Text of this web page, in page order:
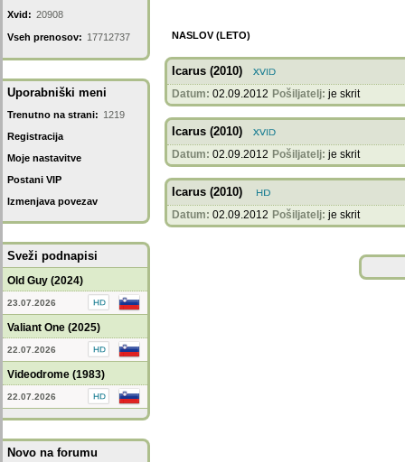
Xvid: 20908
Vseh prenosov: 17712737
Uporabniški meni
Trenutno na strani: 1219
Registracija
Moje nastavitve
Postani VIP
Izmenjava povezav
Sveži podnapisi
Old Guy (2024)
23.07.2026
Valiant One (2025)
22.07.2026
Videodrome (1983)
22.07.2026
Novo na forumu
NASLOV (LETO)
Icarus (2010)
Datum: 02.09.2012 Pošiljatelj: je skrit
Icarus (2010)
Datum: 02.09.2012 Pošiljatelj: je skrit
Icarus (2010)
Datum: 02.09.2012 Pošiljatelj: je skrit